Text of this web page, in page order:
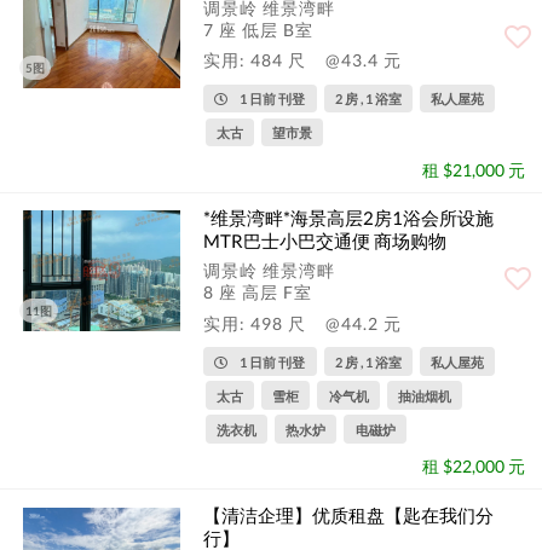
5图
调景岭 维景湾畔
7 座 低层 B室
实用: 484 尺
@43.4 元
1 日前 刊登 2 房 , 1 浴室 私人屋苑
太古 望市景
租 $21,000 元
11图
*维景湾畔*海景高层2房1浴会所设施
MTR巴士小巴交通便 商场购物
调景岭 维景湾畔
8 座 高层 F室
实用: 498 尺
@44.2 元
1 日前 刊登 2 房 , 1 浴室 私人屋苑
太古 雪柜 冷气机 抽油烟机
洗衣机 热水炉 电磁炉
租 $22,000 元
【清洁企理】优质租盘【匙在我们分
行】